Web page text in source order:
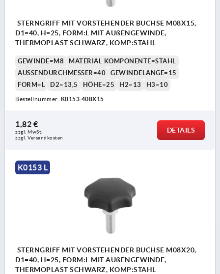
STERNGRIFF MIT VORSTEHENDER BUCHSE M08X15,
D1=40, H=25, FORM:L MIT AUßENGEWINDE,
THERMOPLAST SCHWARZ, KOMP:STAHL
GEWINDE=M8
MATERIAL KOMPONENTE=STAHL
AUSSENDURCHMESSER=40
GEWINDELÄNGE=15
FORM=L
D2=13,5 HÖHE=25 H2=13 H3=10
Bestellnummer: K0153.408X15
1,82 €
zzgl. MwSt.
zzgl. Versandkosten
DETAILS
K0153 L
STERNGRIFF MIT VORSTEHENDER BUCHSE M08X20,
D1=40, H=25, FORM:L MIT AUßENGEWINDE,
THERMOPLAST SCHWARZ, KOMP:STAHL